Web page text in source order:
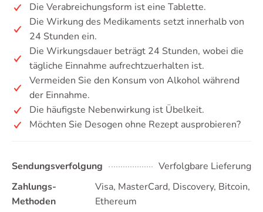
Die Verabreichungsform ist eine Tablette.
Die Wirkung des Medikaments setzt innerhalb von
24 Stunden ein.
Die Wirkungsdauer beträgt 24 Stunden, wobei die
tägliche Einnahme aufrechtzuerhalten ist.
Vermeiden Sie den Konsum von Alkohol während
der Einnahme.
Die häufigste Nebenwirkung ist Übelkeit.
Möchten Sie Desogen ohne Rezept ausprobieren?
Sendungsverfolgung
Verfolgbare Lieferung
Zahlungs-
Methoden
Visa, MasterCard, Discovery, Bitcoin,
Ethereum